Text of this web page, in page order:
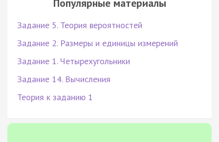
Популярные материалы
Задание 5. Теория вероятностей
Задание 2. Размеры и единицы измерений
Задание 1. Четырехугольники
Задание 14. Вычисления
Теория к заданию 1